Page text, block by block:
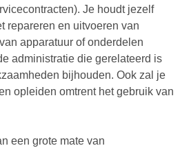
Je houdt jezelf
repareren en uitvoeren van
apparatuur of onderdelen
administratie die gerelateerd is
bijhouden. Ook zal je
opleiden omtrent het gebruik van
een grote mate van